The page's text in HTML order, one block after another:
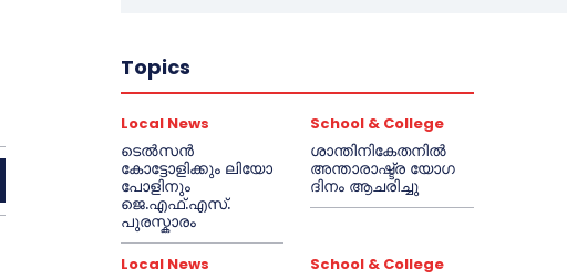
Topics
Local News
ടെൽസൻ
കോട്ടോളിക്കും ലിയോ
പോളിനും
ജെ.എഫ്.എസ്.
പുരസ്കാരം
School & College
ശാന്തിനികേതനിൽ
അന്താരാഷ്ട്ര യോഗ
ദിനം ആചരിച്ചു
Local News School & College